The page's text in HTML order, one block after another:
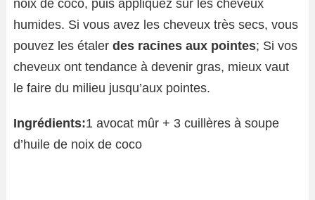
noix de coco, puis appliquez sur les cheveux
humides. Si vous avez les cheveux très secs, vous
pouvez les étaler des racines aux pointes; Si vos
cheveux ont tendance à devenir gras, mieux vaut
le faire du milieu jusqu’aux pointes.
Ingrédients:1 avocat mûr + 3 cuillères à soupe
d’huile de noix de coco